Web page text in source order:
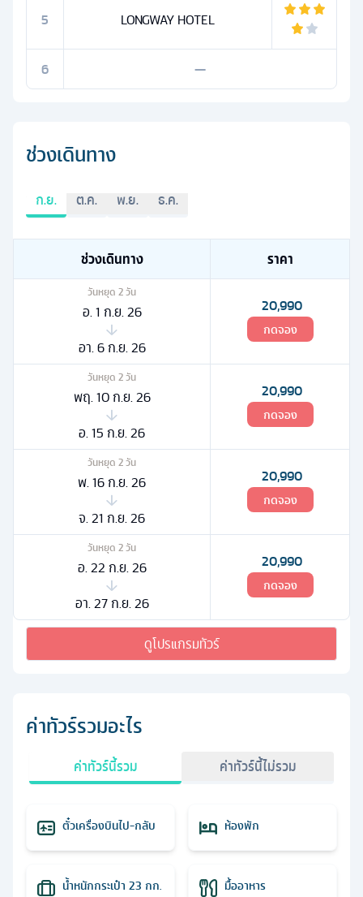
5 LONGWAY HOTEL
6 —
ช่วงเดินทาง
ก.ย. ต.ค. พ.ย. ธ.ค.
ช่วงเดินทาง ราคา
วันหยุด 2วัน
อ. 1 ก.ย. 26
อา. 6 ก.ย. 26
20,990
กดจอง
วันหยุด 2วัน
พฤ. 10 ก.ย. 26
อ. 15 ก.ย. 26
20,990
กดจอง
วันหยุด 2วัน
พ. 16 ก.ย. 26
จ. 21 ก.ย. 26
20,990
กดจอง
วันหยุด 2วัน
อ. 22 ก.ย. 26
อา. 27 ก.ย. 26
20,990
กดจอง
ดูโปรแกรมทัวร์
ค่าทัวร์รวมอะไร
ค่าทัวร์นี้รวม ค่าทัวร์นี้ไม่รวม
ตั๋วเครื่องบินไป-กลับ ห้องพัก
น้ำหนักกระเป๋า 23 กก. มื้ออาหาร